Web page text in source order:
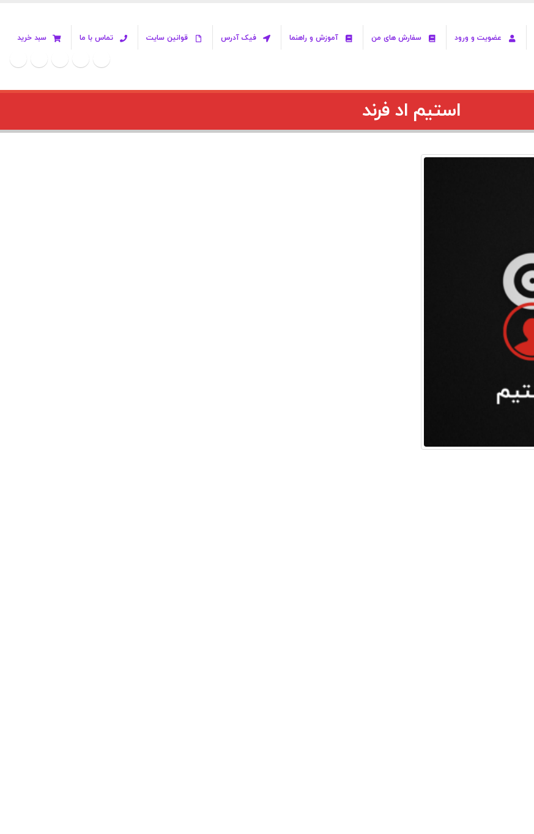
عضویت و ورود سفارش های من آموزش و راهنما فیک آدرس قوانین سایت تماس با ما سبد خرید
استیم اد فرند